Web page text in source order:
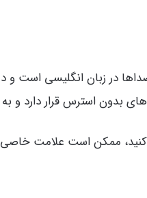
در زبان انگلیسی است
بدون استرس قرار دارد و